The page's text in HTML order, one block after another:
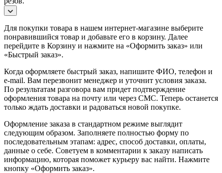
Для покупки товара в нашем интернет-магазине выберите
понравившийся товар и добавьте его в корзину. Далее
перейдите в Корзину и нажмите на «Оформить заказ» или
«Быстрый заказ».
Когда оформляете быстрый заказ, напишите ФИО, телефон и
e-mail. Вам перезвонит менеджер и уточнит условия заказа.
По результатам разговора вам придет подтверждение
оформления товара на почту или через СМС. Теперь останется
только ждать доставки и радоваться новой покупке.
Оформление заказа в стандартном режиме выглядит
следующим образом. Заполняете полностью форму по
последовательным этапам: адрес, способ доставки, оплаты,
данные о себе. Советуем в комментарии к заказу написать
информацию, которая поможет курьеру вас найти. Нажмите
кнопку «Оформить заказ».